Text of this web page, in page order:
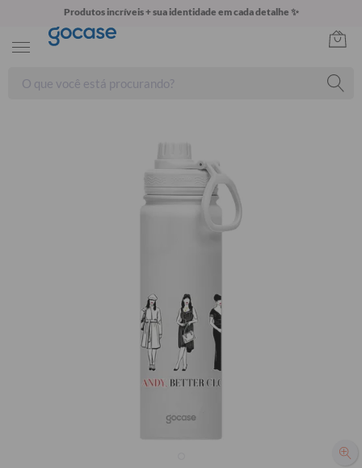
Produtos incríveis + sua identidade em cada detalhe ✨